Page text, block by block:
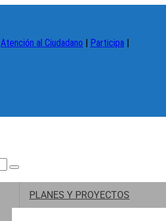
Atención al Ciudadano | Participa |
PLANES Y PROYECTOS